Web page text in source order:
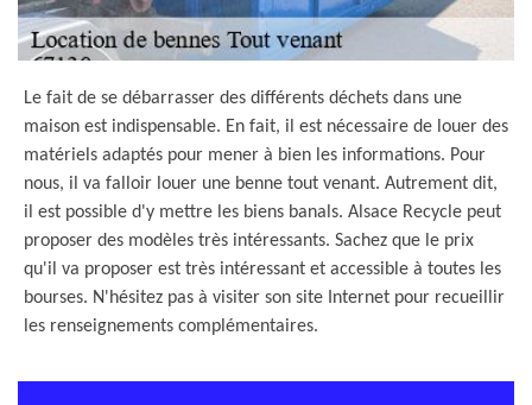
Le fait de se débarrasser des différents déchets dans une
maison est indispensable. En fait, il est nécessaire de louer des
matériels adaptés pour mener à bien les informations. Pour
nous, il va falloir louer une benne tout venant. Autrement dit,
il est possible d'y mettre les biens banals. Alsace Recycle peut
proposer des modèles très intéressants. Sachez que le prix
qu'il va proposer est très intéressant et accessible à toutes les
bourses. N'hésitez pas à visiter son site Internet pour recueillir
les renseignements complémentaires.